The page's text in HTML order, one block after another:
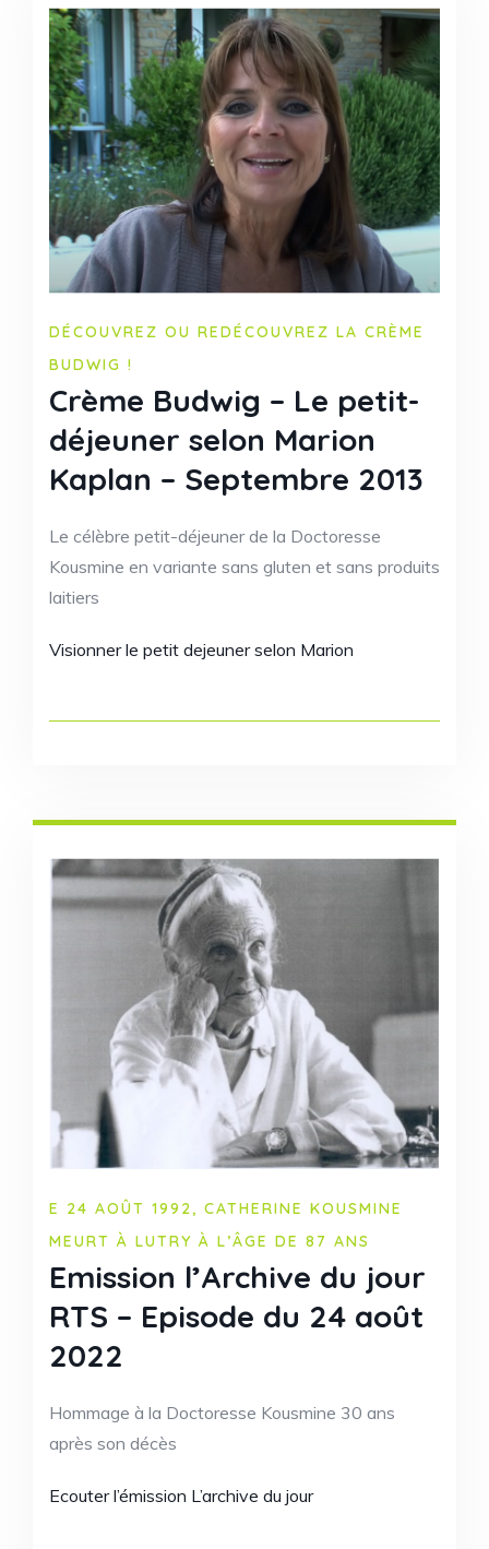
DÉCOUVREZ OU REDÉCOUVREZ LA CRÈME
BUDWIG !
Crème Budwig – Le petit-
déjeuner selon Marion
Kaplan – Septembre 2013
Le célèbre petit-déjeuner de la Doctoresse
Kousmine en variante sans gluten et sans produits
laitiers
Visionner le petit dejeuner selon Marion
E 24 AOÛT 1992, CATHERINE KOUSMINE
MEURT À LUTRY À L’ÂGE DE 87 ANS
Emission l’Archive du jour
RTS – Episode du 24 août
2022
Hommage à la Doctoresse Kousmine 30 ans
après son décès
Ecouter l’émission L’archive du jour